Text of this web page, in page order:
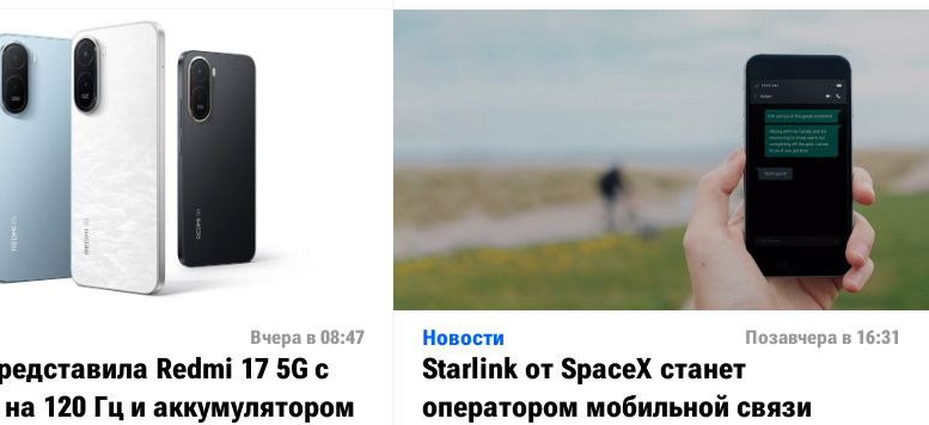
Вчера в 08:47
Redmi 17 5G с
120 Гц и аккумулятором
Новости Позавчера в 16:31
Starlink от SpaceX станет
оператором мобильной связи